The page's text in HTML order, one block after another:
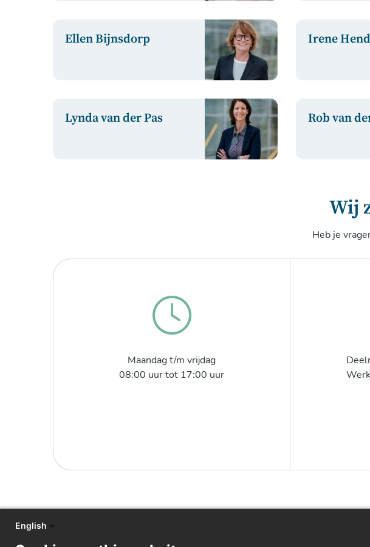
Ellen Bijnsdorp Irene
Lynda van der Pas Rob van
Wij
Heb je
Maandag t/m vrijdag
08:00 uur tot 17:00 uur
English